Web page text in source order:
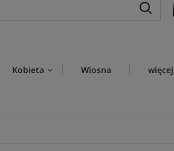
Kobieta Wiosna więcej